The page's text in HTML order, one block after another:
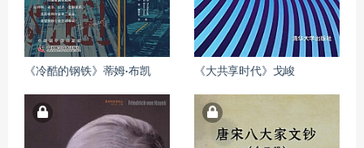
《冷酷的钢铁》蒂姆·布凯 《大共享时代》戈峻